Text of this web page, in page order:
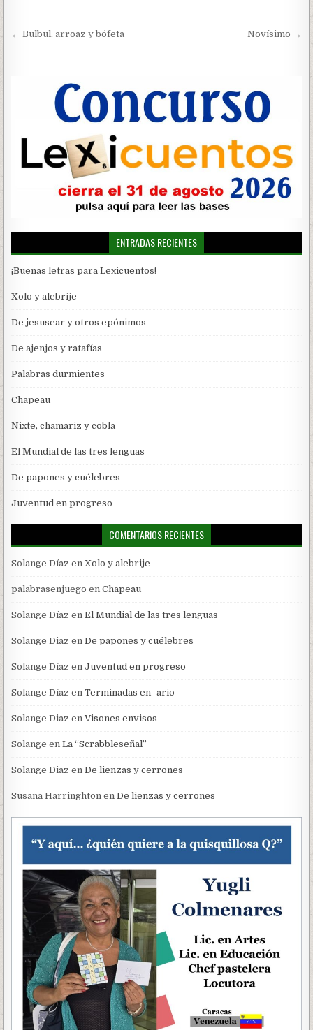
Navegación
← Bulbul, arroaz y bófeta Novísimo →
ENTRADAS RECIENTES
¡Buenas letras para Lexicuentos!
Xolo y alebrije
De jesusear y otros epónimos
De ajenjos y ratafías
Palabras durmientes
Chapeau
Nixte, chamariz y cobla
El Mundial de las tres lenguas
De papones y cuélebres
Juventud en progreso
COMENTARIOS RECIENTES
Solange Díaz enXolo y alebrije
palabrasenjuego enChapeau
Solange Díaz enEl Mundial de las tres lenguas
Solange Diaz enDe papones y cuélebres
Solange Díaz enJuventud en progreso
Solange Díaz enTerminadas en -ario
Solange Diaz enVisones envisos
Solange enLa “Scrabbleseñal”
Solange Diaz enDe lienzas y cerrones
Susana Harringhton enDe lienzas y cerrones